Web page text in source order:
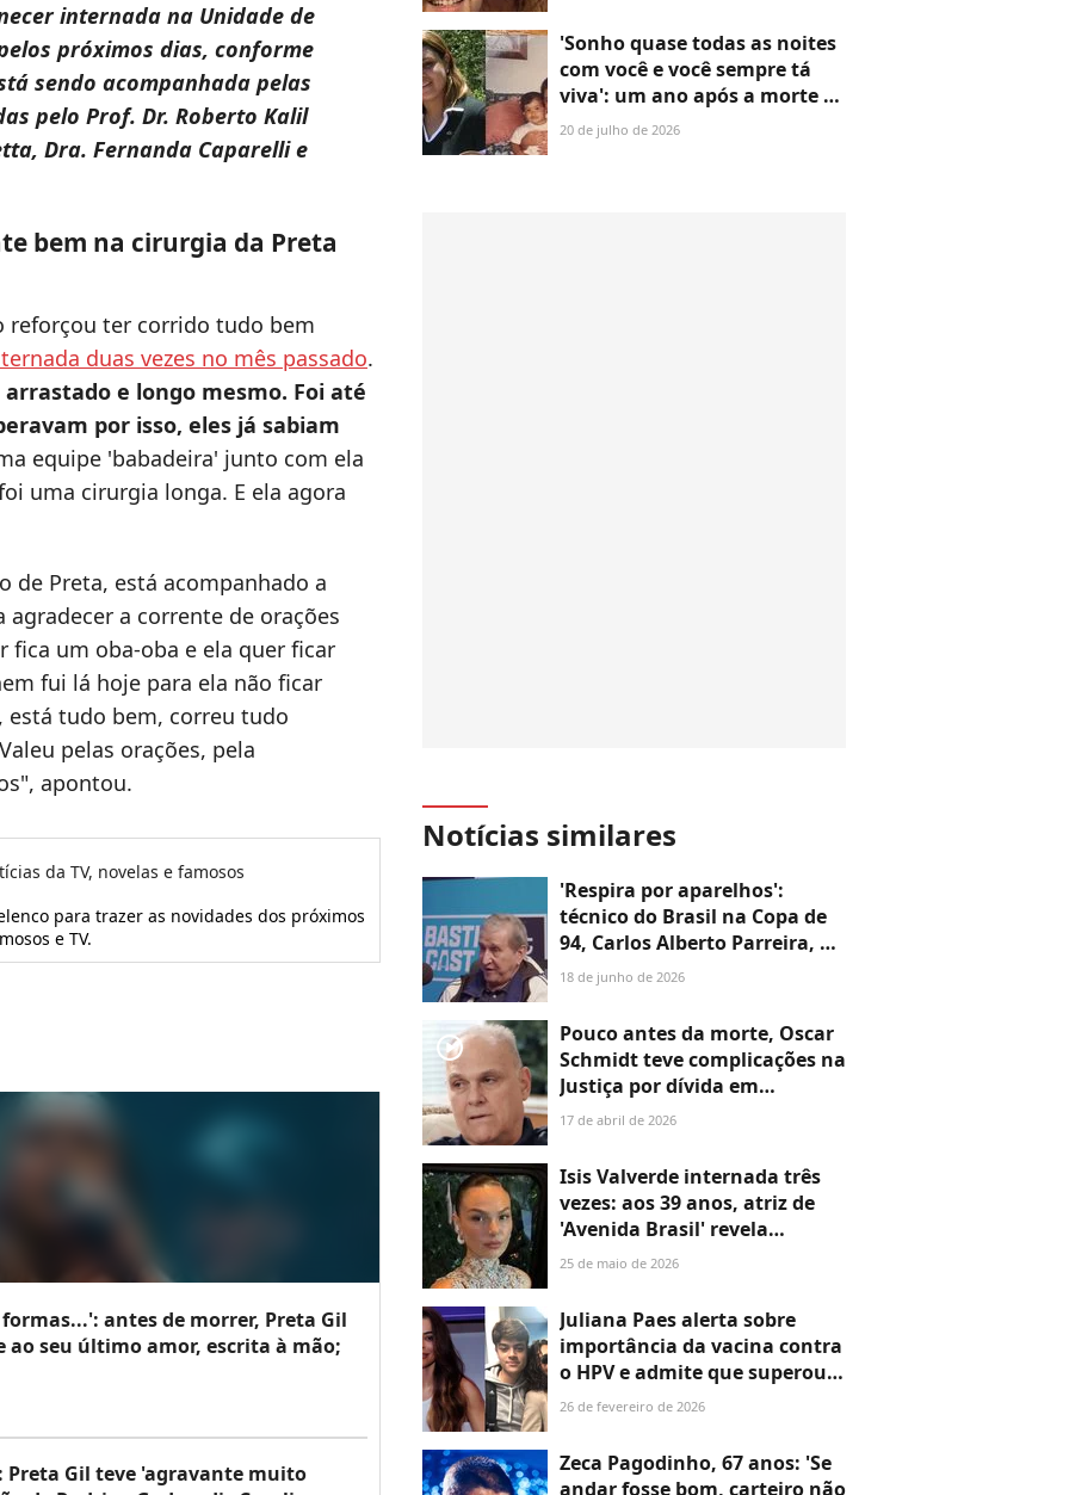
internada na Unidade de
próximos dias, conforme
sendo acompanhada pelas
pelo Prof. Dr. Roberto Kalil
Dra. Fernanda Caparelli e
bem na cirurgia da Preta
reforçou ter corrido tudo bem
duas vezes no mês passado.
e longo mesmo. Foi até
por isso, eles já sabiam
equipe 'babadeira' junto com ela
uma cirurgia longa. E ela agora
de Preta, está acompanhado a
a corrente de orações
fica um oba-oba e ela quer ficar
fui lá hoje para ela não ficar
tudo bem, correu tudo
pelas orações, pela
apontou.
da TV, novelas e famosos
para trazer as novidades dos próximos
e TV.
antes de morrer, Preta Gil
seu último amor, escrita à mão;
Gil teve 'agravante muito
'Conseguindo caminhar'
'Sonho quase todas as noites
com você e você sempre tá
viva': um ano após a morte de
Preta Gil, filho único da
20 de julho de 2026
Notícias similares
'Respira por aparelhos':
técnico do Brasil na Copa de
94, Carlos Alberto Parreira, de
83 anos, está internado na
diagnóstico de linfoma de
Hodgkin desde 2023
18 de junho de 2026
player2
Pouco antes da morte, Oscar
Schmidt teve complicações na
Justiça por dívida em
condomínio de luxo
17 de abril de 2026
Isis Valverde internada três
vezes: aos 39 anos, atriz de
'Avenida Brasil' revela
complicações de saúde com
aos 19. 'Muito agressiva'
25 de maio de 2026
Juliana Paes alerta sobre
importância da vacina contra
o HPV e admite que superou o
próprio preconceito ao
adolescentes: ‘Essa é a idade
correta’
26 de fevereiro de 2026
Zeca Pagodinho, 67 anos: 'Se
andar fosse bom, carteiro não